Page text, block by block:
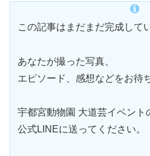
この記事はまだまだ完成して
あなたが撮った写真、
エピソード、感想などをお待
宇都宮動物園 大道芸イベント
公式LINEに送ってください。